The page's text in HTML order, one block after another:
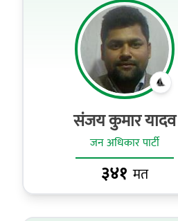
संजय कुमार यादव
जन अधिकार पार्टी
३४१ मत